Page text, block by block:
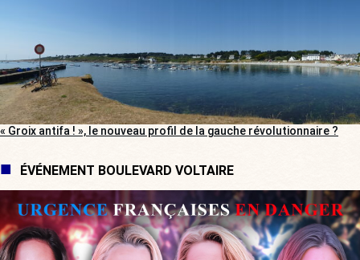
« Groix antifa ! », le nouveau profil de la gauche révolutionnaire ?
ÉVÉNEMENT BOULEVARD VOLTAIRE